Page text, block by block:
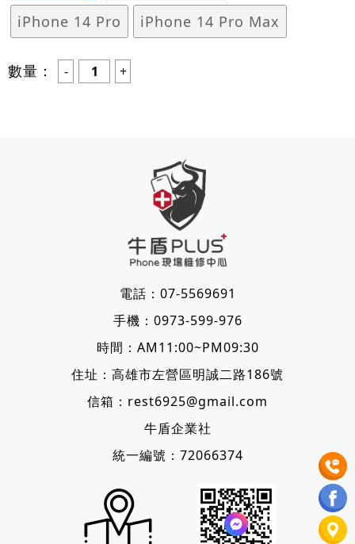
iPhone 14 Pro
iPhone 14 Pro Max
數量：
電話： 07-5569691
手機： 0973-599-976
時間：AM11:00~PM09:30
住址： 高雄市左營區明誠二路186號
信箱： rest6925@gmail.com
牛盾企業社
統一編號：72066374